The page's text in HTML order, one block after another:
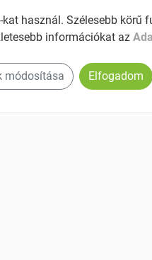
tartalmaz
fogyasztásra ajánlott
használ. Szélesebb
információkat az
módosítása Elfogadom